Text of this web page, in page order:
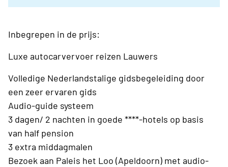
Inbegrepen in de prijs:
Luxe autocarvervoer reizen Lauwers
Volledige Nederlandstalige gidsbegeleiding door
een zeer ervaren gids
Audio-guide systeem
3 dagen/ 2 nachten in goede ****-hotels op basis
van half pension
3 extra middagmalen
Bezoek aan Paleis het Loo (Apeldoorn) met audio-